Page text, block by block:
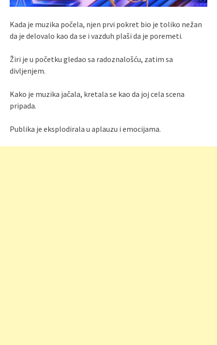
Kada je muzika počela, njen prvi pokret bio je toliko nežan
da je delovalo kao da se i vazduh plaši da je poremeti.
Žiri je u početku gledao sa radoznalošću, zatim sa
divljenjem.
Kako je muzika jačala, kretala se kao da joj cela scena
pripada.
Publika je eksplodirala u aplauzu i emocijama.